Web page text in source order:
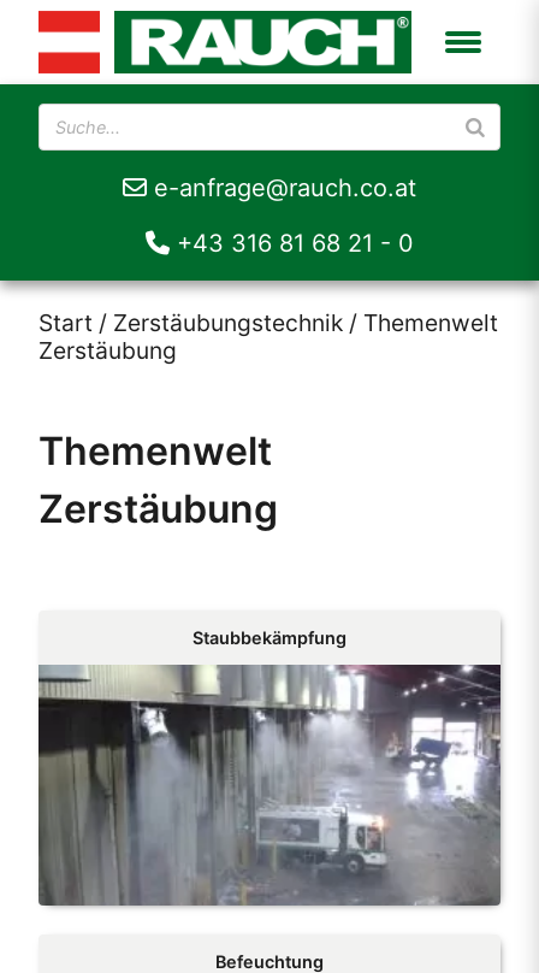
e-anfrage@rauch.co.at
+43 316 81 68 21 - 0
Start / Zerstäubungstechnik / Themenwelt
Zerstäubung
Themenwelt
Zerstäubung
Staubbekämpfung
Befeuchtung